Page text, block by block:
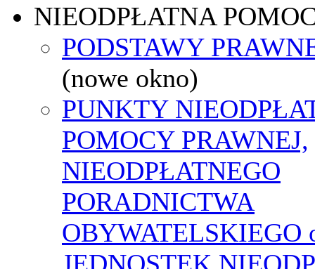
NIEODPŁATNA
PODSTAWY
(nowe okno)
PUNKTY
POMOCY PRAWNEJ,
NIEODPŁATNEGO
PORADNICTWA
OBYWATELSKIEGO